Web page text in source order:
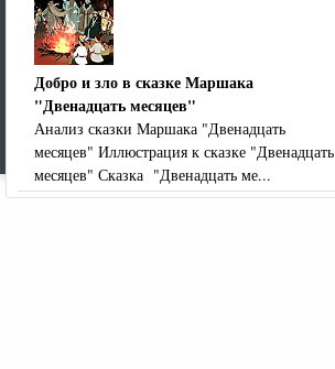
Добро и зло в сказке Маршака
"Двенадцать месяцев"
Анализ сказки Маршака "Двенадцать
месяцев" Иллюстрация к сказке "Двенадцать
месяцев" Сказка "Двенадцать ме...